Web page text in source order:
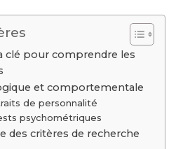
clé pour comprendre les
et comportementale
de personnalité
psychométriques
des critères de recherche